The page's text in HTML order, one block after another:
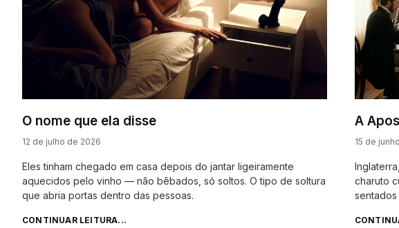
O nome que ela disse
12 de julho de 2026
Eles tinham chegado em casa depois do jantar ligeiramente
aquecidos pelo vinho — não bêbados, só soltos. O tipo de soltura
que abria portas dentro das pessoas.
CONTINUAR LEITURA...
A
15 de
charuto
sentados